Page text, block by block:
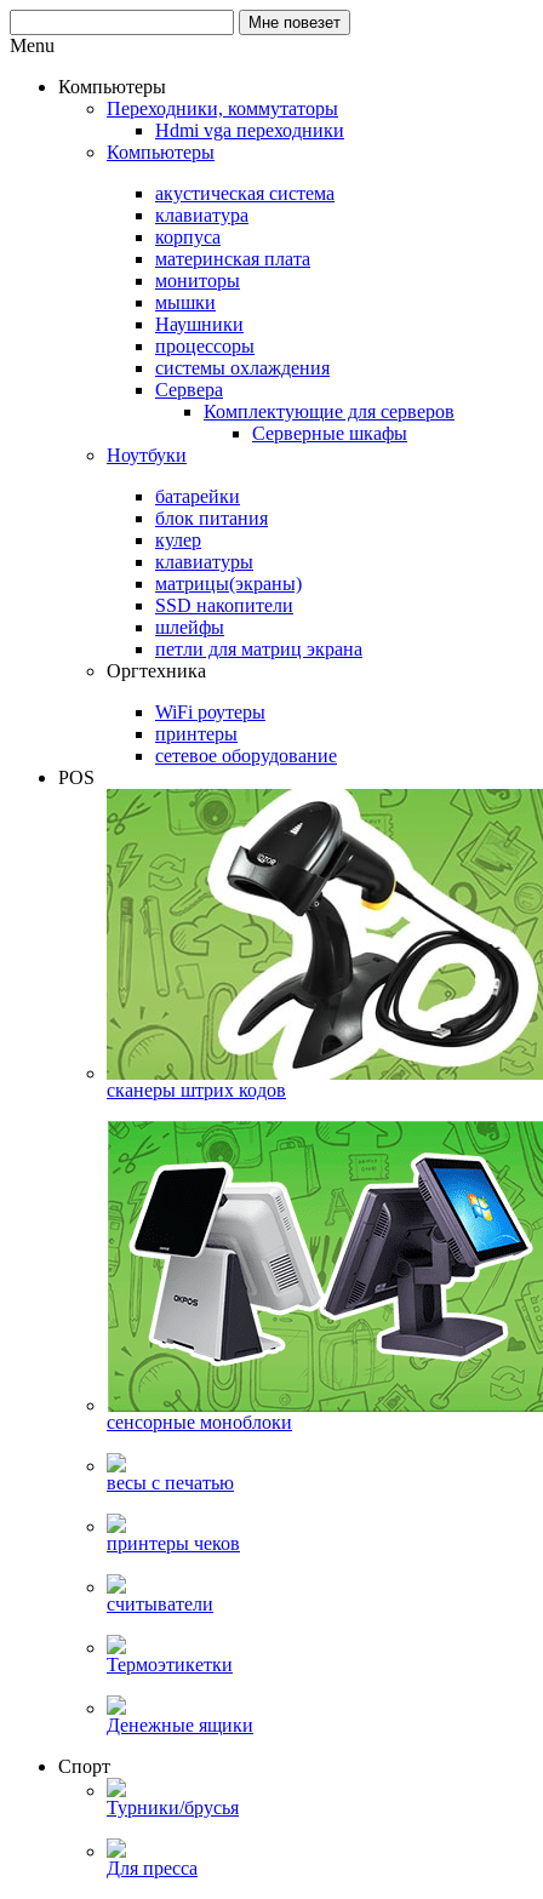
Menu
Компьютеры
Переходники, коммутаторы
Hdmi vga переходники
Компьютеры
акустическая система
клавиатура
корпуса
материнская плата
мониторы
мышки
Наушники
процессоры
системы охлаждения
Сервера
Комплектующие для серверов
Серверные шкафы
Ноутбуки
батарейки
блок питания
кулер
клавиатуры
матрицы(экраны)
SSD накопители
шлейфы
петли для матриц экрана
Оргтехника
WiFi роутеры
принтеры
сетевое оборудование
POS
сканеры штрих кодов
сенсорные моноблоки
весы с печатью
принтеры чеков
считыватели
Термоэтикетки
Денежные ящики
Спорт
Турники/брусья
Для пресса